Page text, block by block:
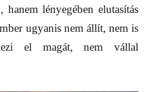
lényegében elutasítás
ugyanis nem állít, nem is
el magát, nem vállal